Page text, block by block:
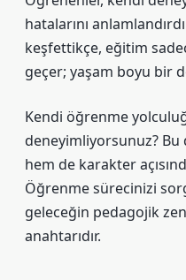
hatalarını
keşfettikçe, eğitim
geçer; yaşam boyu bir
Kendi öğrenme
deneyimliyorsunuz? Bu
hem de karakter
Öğrenme sürecinizi
geleceğin pedagojik
anahtarıdır.